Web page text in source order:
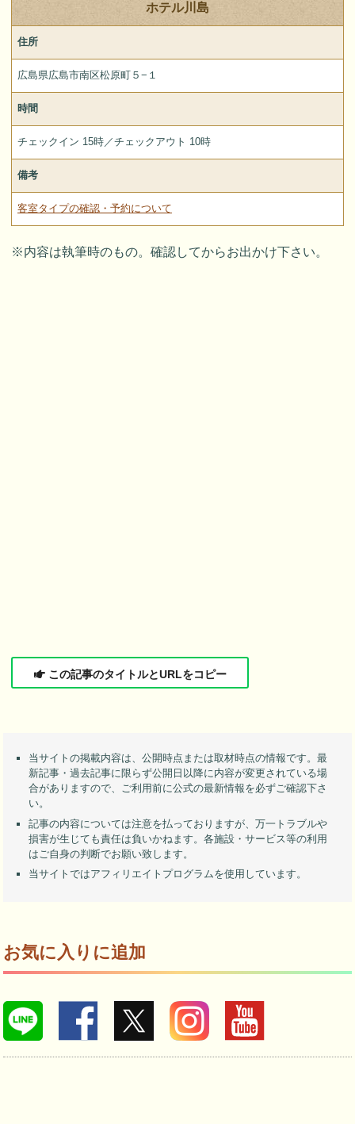
ホテル川島
住所
広島県広島市南区松原町５−１
時間
チェックイン 15時／チェックアウト 10時
備考
客室タイプの確認・予約について
※内容は執筆時のもの。確認してからお出かけ下さい。
この記事のタイトルとURLをコピー
当サイトの掲載内容は、公開時点または取材時点の情報です。最
新記事・過去記事に限らず公開日以降に内容が変更されている場
合がありますので、ご利用前に公式の最新情報を必ずご確認下さ
い。
記事の内容については注意を払っておりますが、万一トラブルや
損害が生じても責任は負いかねます。各施設・サービス等の利用
はご自身の判断でお願い致します。
当サイトではアフィリエイトプログラムを使用しています。
お気に入りに追加